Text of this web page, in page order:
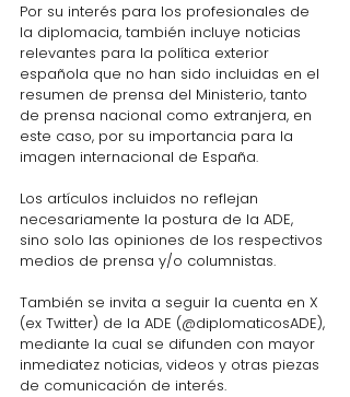
Por su interés para los profesionales de
la diplomacia, también incluye noticias
relevantes para la política exterior
española que no han sido incluidas en el
resumen de prensa del Ministerio, tanto
de prensa nacional como extranjera, en
este caso, por su importancia para la
imagen internacional de España.
Los artículos incluidos no reflejan
necesariamente la postura de la ADE,
sino solo las opiniones de los respectivos
medios de prensa y/o columnistas.
También se invita a seguir la cuenta en X
(ex Twitter) de la ADE (@diplomaticosADE),
mediante la cual se difunden con mayor
inmediatez noticias, videos y otras piezas
de comunicación de interés.